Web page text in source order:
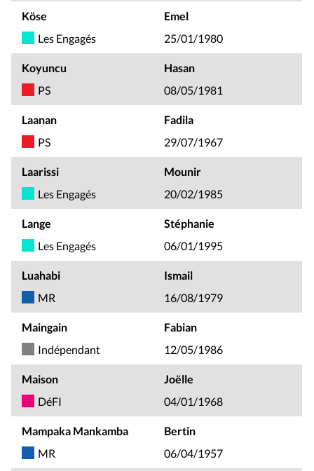
Köse
Emel
Les Engagés
25/01/1980
Koyuncu
Hasan
PS
08/05/1981
Laanan
Fadila
PS
29/07/1967
Laarissi
Mounir
Les Engagés
20/02/1985
Lange
Stéphanie
Les Engagés
06/01/1995
Luahabi
Ismail
MR
16/08/1979
Maingain
Fabian
Indépendant
12/05/1986
Maison
Joëlle
DéFI
04/01/1968
Mampaka Mankamba
Bertin
MR
06/04/1957